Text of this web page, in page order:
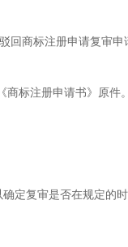
商标注册申请复审申
标注册申请书》原件。
复审是否在规定的时